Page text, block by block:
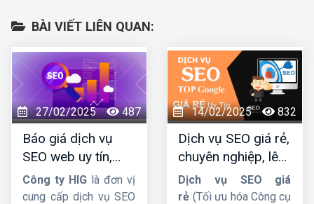
BÀI VIẾT LIÊN QUAN:
27/02/2025 487
Báo giá dịch vụ
SEO web uy tín,
chuyên nghiệp,
hiệu quả lâu dài
Công ty HIG là đơn vị
cung cấp dịch vụ SEO
14/02/2025 832
Dịch vụ SEO giá rẻ,
chuyên nghiệp, lên
TOP Google bền
vững
Dịch vụ SEO giá
rẻ (Tối ưu hóa Công cụ